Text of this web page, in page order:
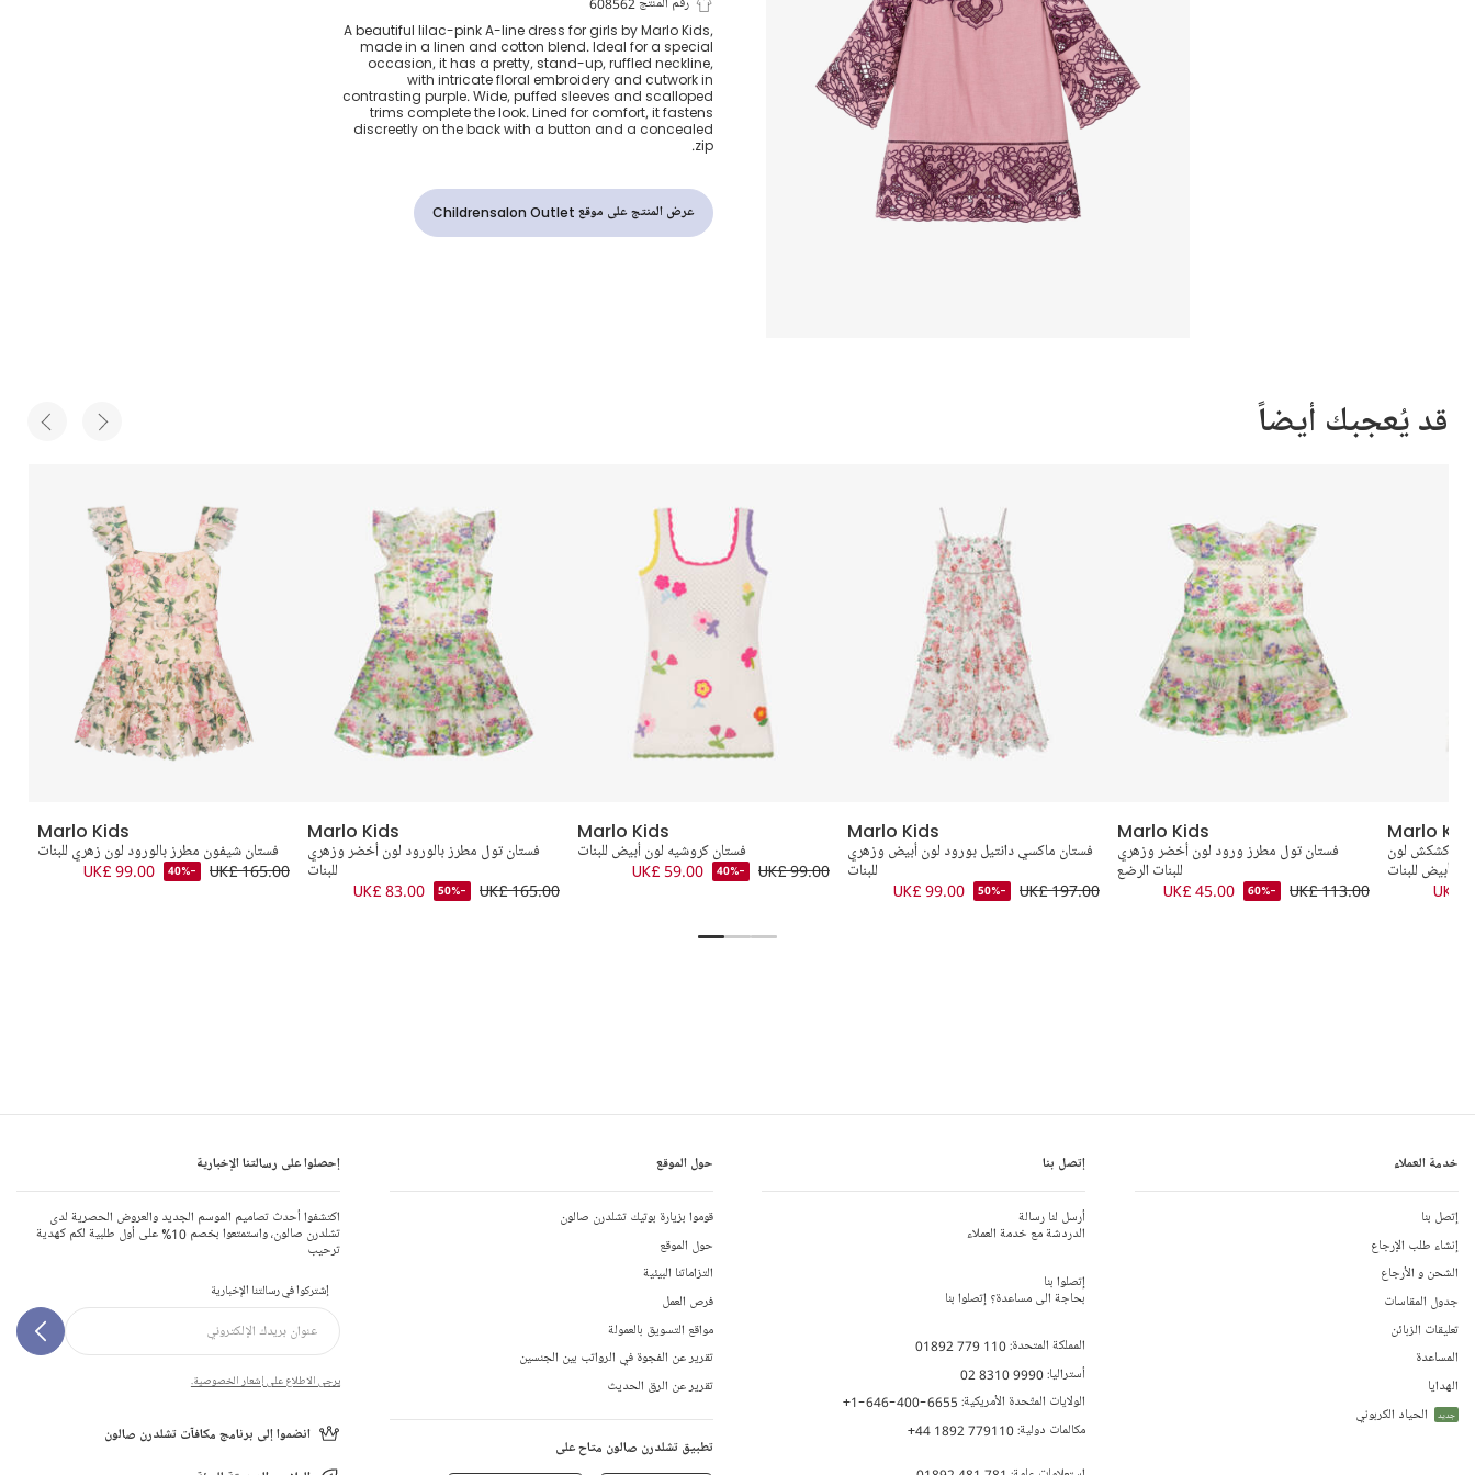
فستان مطرز قطن وكتان
لون زهري وبنفسجي
رقم المنتج 608562
A beautiful lilac-pink A-line dress for girls by Marlo Kids,
made in a linen and cotton blend. Ideal for a special
occasion, it has a pretty, stand-up, ruffled neckline,
with intricate floral embroidery and cutwork in
contrasting purple. Wide, puffed sleeves and scalloped
trims complete the look. Lined for comfort, it fastens
discreetly on the back with a button and a concealed
zip.
عرض المنتج على موقع Childrensalon Outlet
قد يُعجبك أيضاً
Marlo Kids
فستان شيفون مطرز بالورود لون زهري للبنات
UK£ 165.00
-40%
UK£ 99.00
Marlo Kids
فستان تول مطرز بالورود لون أخضر وزهري
للبنات
UK£ 165.00
-50%
UK£ 83.00
Marlo Kids
فستان كروشيه لون أبيض للبنات
UK£ 99.00
-40%
UK£ 59.00
Marlo Kids
فستان ماكسي دانتيل بورود لون أبيض وزهري
للبنات
UK£ 197.00
-50%
UK£ 99.00
Marlo Kids
فستان تول مطرز ورود لون أخضر وزهري
للبنات الرضع
UK£ 113.00
-60%
UK£ 45.00
Marlo
وكشكش لون
أبيض للبنات
UK£
خدمة العملاء
إتصل بنا
إنشاء طلب الإرجاع
الشحن و الأرجاع
جدول المقاسات
تعليقات الزبائن
المساعدة
الهدايا
جديد الحياد الكربوني
إتصل بنا
أرسل لنا رسالة
الدردشة مع خدمة العملاء
إتصلوا بنا
بحاجة الى مساعدة؟ إتصلوا بنا
المملكة المتحدة:01892 779 110
أستراليا:02 8310 9990
الولايات المتّحدة الأمريكية: +1-646-400-6655
مكالمات دولية:+44 1892 779110
حول الموقع
قوموا بزيارة بوتيك تشلدرن صالون
حول الموقع
التزاماتنا البيئية
فرص العمل
مواقع التسويق بالعمولة
تقرير عن الفجوة في الرواتب بين الجنسين
تقرير عن الرق الحديث
تطبيق تشلدرن صالون متاح على
إحصلوا على رسالتنا الإخبارية
اكتشفوا أحدث تصاميم الموسم الجديد والعروض الحصرية لدى
تشلدرن صالون، واستمتعوا بخصم 10% على أول طلبية لكم كهدية
ترحيب
إشتركوا في رسالتنا الإخبارية
يرجى الاطلاع على إشعار الخصوصية.
انضموا إلى برنامج مكافآت تشلدرن صالون